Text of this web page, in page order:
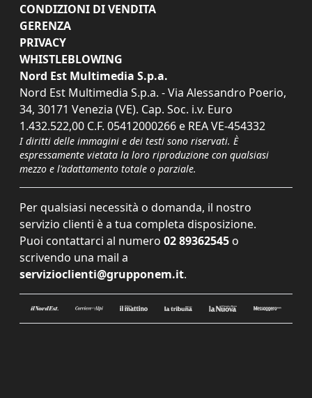
CONDIZIONI DI VENDITA
GERENZA
PRIVACY
WHISTLEBLOWING
Nord Est Multimedia S.p.a.
Nord Est Multimedia S.p.a. - Via Alessandro Poerio,
34, 30171 Venezia (VE). Cap. Soc. i.v. Euro
1.432.522,00 C.F. 05412000266 e REA VE-454332
I diritti delle immagini e dei testi sono riservati. È
espressamente vietata la loro riproduzione con qualsiasi
mezzo e l'adattamento totale o parziale.
Per qualsiasi necessità o domanda, il nostro
servizio clienti è a tua completa disposizione.
Puoi contattarci al numero 02 89362545 o
scrivendo una mail a
servizioclienti@grupponem.it.